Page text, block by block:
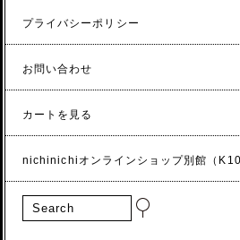
プライバシーポリシー
お問い合わせ
カートを見る
nichinichiオンラインショップ別館（K10